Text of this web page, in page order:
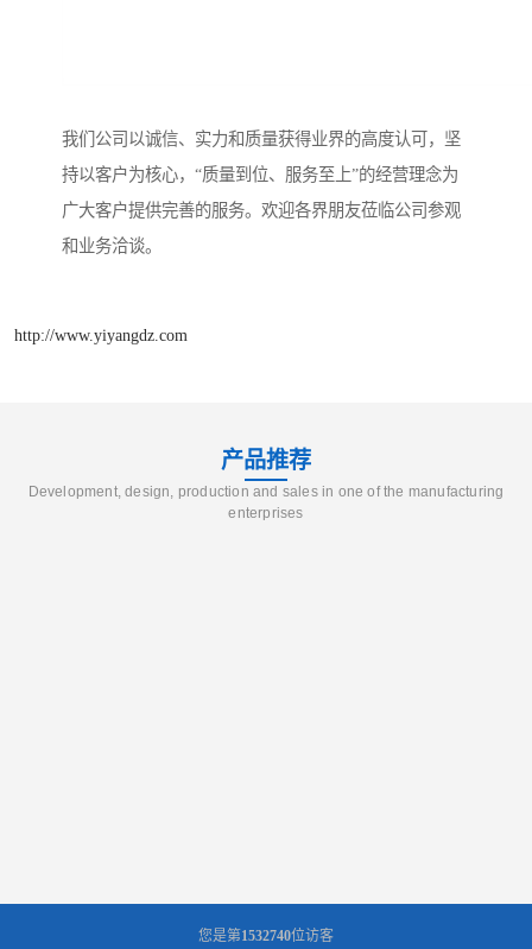
我们公司以诚信、实力和质量获得业界的高度认可，坚
持以客户为核心，“质量到位、服务至上”的经营理念为
广大客户提供完善的服务。欢迎各界朋友莅临公司参观
和业务洽谈。
http://www.yiyangdz.com
产品推荐
Development, design, production and sales in one of the manufacturing
enterprises
您是第1532740位访客